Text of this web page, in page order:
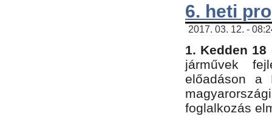
6. heti
2017. 03. 12. -
1. Kedden 18
járművek
előadáson a
foglalkozás